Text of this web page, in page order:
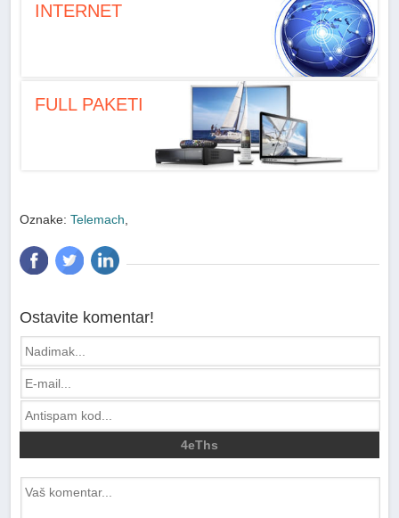
INTERNET
FULL PAKETI
Oznake:Telemach,
Ostavite komentar!
4eThs